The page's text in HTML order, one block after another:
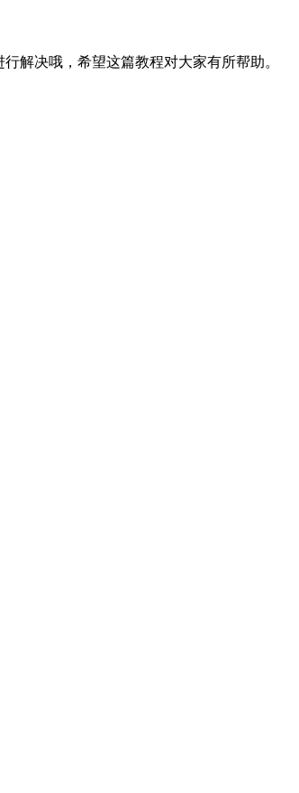
解决哦，希望这篇教程对大家有所帮助。